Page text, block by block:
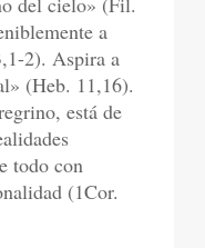
a
2). Aspira a
(Heb. 11,16).
está de
todo con
(1Cor.